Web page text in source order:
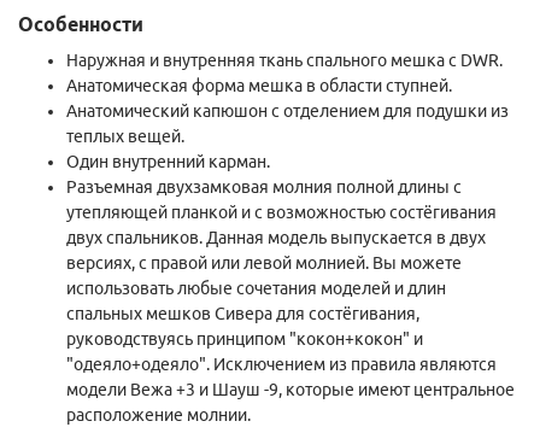
Особенности
Наружная и внутренняя ткань спального мешка с DWR.
Анатомическая форма мешка в области ступней.
Анатомический капюшон с отделением для подушки из
теплых вещей.
Один внутренний карман.
Разъемная двухзамковая молния полной длины с
утепляющей планкой и с возможностью состёгивания
двух спальников. Данная модель выпускается в двух
версиях, с правой или левой молнией. Вы можете
использовать любые сочетания моделей и длин
спальных мешков Сивера для состёгивания,
руководствуясь принципом "кокон+кокон" и
"одеяло+одеяло". Исключением из правила являются
модели Вежа +3 и Шауш -9, которые имеют центральное
расположение молнии.